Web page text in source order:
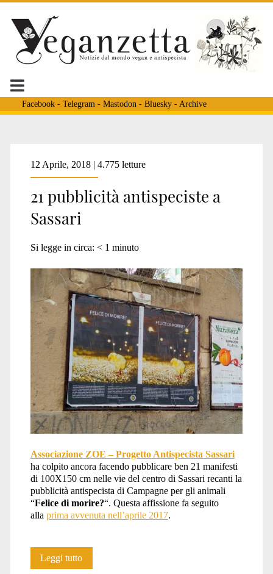
Facebook- Telegram - Mastodon - Bluesky- Archive
Tag:
<span>Mauro
Scalco</span>
12 Aprile, 2018 | 4.775 letture
21 pubblicità antispeciste a
Sassari
Si legge in circa: < 1 minuto
Associazione ZOE – Progetto Antispecista Sassari
ha colpito ancora facendo pubblicare ben 21 manifesti
di 100X150 cm nelle vie del centro di Sassari recanti la
pubblicità antispecista di Campagne per gli animali
“Felice di morire?“. Questa affissione fa seguito
alla prima avvenuta nell’aprile 2017.
Leggi tutto21